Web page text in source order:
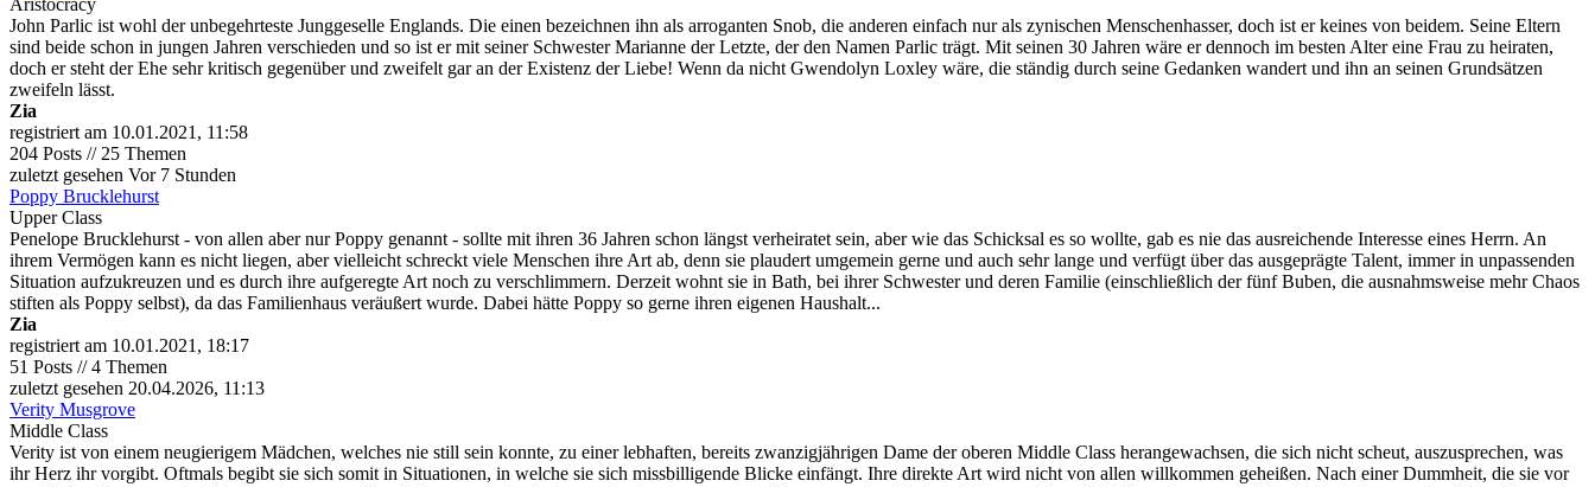
Aristocracy
John Parlic ist wohl der unbegehrteste Junggeselle Englands. Die einen bezeichnen ihn als arroganten Snob, die anderen einfach nur als zynischen Menschenhasser, doch ist er keines von beidem. Seine Eltern
sind beide schon in jungen Jahren verschieden und so ist er mit seiner Schwester Marianne der Letzte, der den Namen Parlic trägt. Mit seinen 30 Jahren wäre er dennoch im besten Alter eine Frau zu heiraten,
doch er steht der Ehe sehr kritisch gegenüber und zweifelt gar an der Existenz der Liebe! Wenn da nicht Gwendolyn Loxley wäre, die ständig durch seine Gedanken wandert und ihn an seinen Grundsätzen
zweifeln lässt.
Zia
registriert am 10.01.2021, 11:58
204 Posts // 25 Themen
zuletzt gesehen Vor 7 Stunden
Poppy Brucklehurst
Upper Class
Penelope Brucklehurst - von allen aber nur Poppy genannt - sollte mit ihren 36 Jahren schon längst verheiratet sein, aber wie das Schicksal es so wollte, gab es nie das ausreichende Interesse eines Herrn. An
ihrem Vermögen kann es nicht liegen, aber vielleicht schreckt viele Menschen ihre Art ab, denn sie plaudert umgemein gerne und auch sehr lange und verfügt über das ausgeprägte Talent, immer in unpassenden
Situation aufzukreuzen und es durch ihre aufgeregte Art noch zu verschlimmern. Derzeit wohnt sie in Bath, bei ihrer Schwester und deren Familie (einschließlich der fünf Buben, die ausnahmsweise mehr Chaos
stiften als Poppy selbst), da das Familienhaus veräußert wurde. Dabei hätte Poppy so gerne ihren eigenen Haushalt...
Zia
registriert am 10.01.2021, 18:17
51 Posts // 4 Themen
zuletzt gesehen 20.04.2026, 11:13
Verity Musgrove
Middle Class
Verity ist von einem neugierigem Mädchen, welches nie still sein konnte, zu einer lebhaften, bereits zwanzigjährigen Dame der oberen Middle Class herangewachsen, die sich nicht scheut, auszusprechen, was
ihr Herz ihr vorgibt. Oftmals begibt sie sich somit in Situationen, in welche sie sich missbilligende Blicke einfängt. Ihre direkte Art wird nicht von allen willkommen geheißen. Nach einer Dummheit, die sie vor